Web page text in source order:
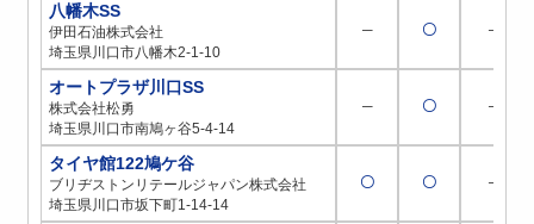
八幡木SS
伊田石油株式会社
埼玉県川口市八幡木2-1-10
─ 〇 ─
オートプラザ川口SS
株式会社松勇
埼玉県川口市南鳩ヶ谷5-4-14
─ 〇 ─
タイヤ館122鳩ケ谷
ブリヂストンリテールジャパン株式会社
埼玉県川口市坂下町1-14-14
〇 〇 ─